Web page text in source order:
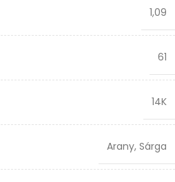
1,09
61
14K
Arany, Sárga